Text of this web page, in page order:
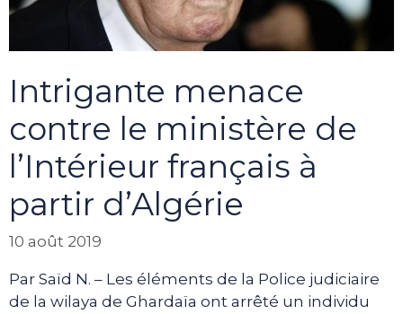
Intrigante menace
contre le ministère de
l’Intérieur français à
partir d’Algérie
10 août 2019
Par Saïd N. – Les éléments de la Police judiciaire
de la wilaya de Ghardaïa ont arrêté un individu